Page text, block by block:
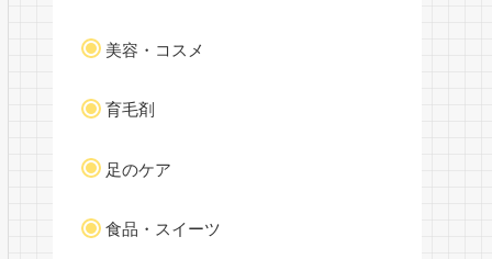
美容・コスメ
育毛剤
足のケア
食品・スイーツ